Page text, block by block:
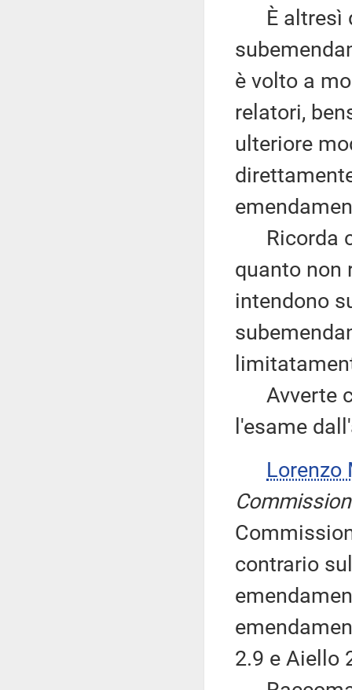
È altresì
è volto a
relatori,
ulteriore
Ricorda
quanto non
intendono
Avverte
l'esame
Lorenzo
contrario
2.9 e Aiello